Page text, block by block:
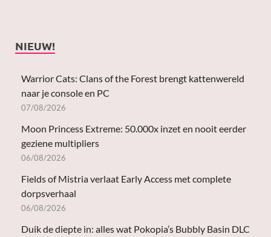
NIEUW!
Warrior Cats: Clans of the Forest brengt kattenwereld
naar je console en PC
07/08/2026
Moon Princess Extreme: 50.000x inzet en nooit eerder
geziene multipliers
06/08/2026
Fields of Mistria verlaat Early Access met complete
dorpsverhaal
06/08/2026
Duik de diepte in: alles wat Pokopia’s Bubbly Basin DLC